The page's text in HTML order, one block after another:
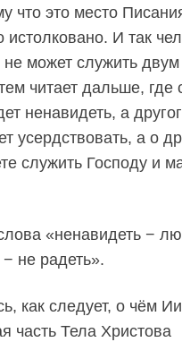
что это место
И так
может служить двум
читает дальше, где
ненавидеть, а
усердствовать, а о
служить Господу и
«ненавидеть −
не радеть».
как следует, о чём
часть Тела Христова